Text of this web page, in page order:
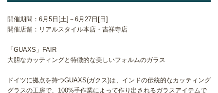
開催期間：6月5日[土]－6月27日[日]
開催店舗：リアルスタイル本店・吉祥寺店
「GUAXS」FAIR
大胆なカッティングと特徴的な美しいフォルムのガラス
ドイツに拠点を持つGUAXS(ガクス)は、インドの伝統的なカッティング
グラスの工房で、100%手作業によって作り出されるガラスアイテムで